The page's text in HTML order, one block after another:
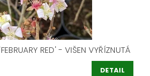
RED' - VIŠEN VYŘÍZNUTÁ
DETAIL